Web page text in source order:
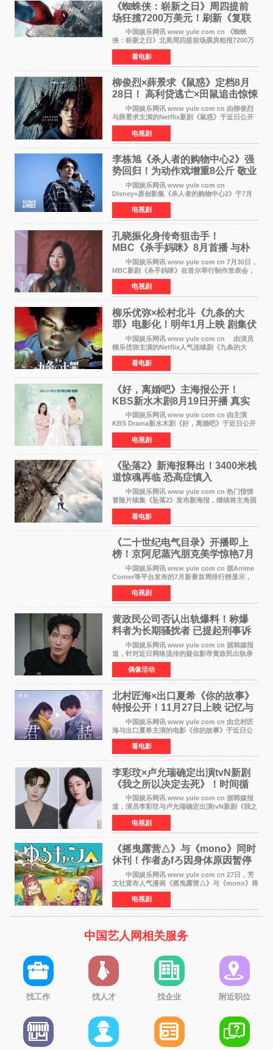
《蜘蛛侠：崭新之日》周四提前
场狂揽7200万美元！刷新《复联
4》保持影史纪录
中国娱乐网讯 www yule com cn 《蜘蛛
侠：崭新之日》北美周四提前场票房粗报7200万
美元，创下影史单片北美提前场票房新纪录——
此前该纪录由《复仇者联盟4：终局之战》的6000
万美元保持，本
看电影
柳俊烈×薛景求《鼠惑》定档8月
28日！ 高利贷逃亡×田鼠追击惊悚
来袭
中国娱乐网讯 www yule com cn 由柳俊烈
与薛景求主演的Netflix新剧《鼠惑》于近日公开
主海报，正式定档8月28日上线。 海报中，柳
俊烈与薛景求背对背站立，各自朝向相反方向，
幽暗的色调与
电视剧
李栋旭《杀人者的购物中心2》强
势回归！为动作戏增重8公斤 敬业
获赞
中国娱乐网讯 www yule com cn
Disney+原创影集《杀人者的购物中心2》于7月
22日正式上线，由男神李栋旭主演的郑进湾以2 0
完全体强势回归。该剧第一季曾被《纽约时报》
评选为全球最佳影集之一
电视剧
孔晓振化身传奇狙击手！
MBC《杀手妈咪》8月首播 与朴
恩斌展开收视对决
中国娱乐网讯 www yule com cn 7月30日，
MBC新剧《杀手妈咪》在首尔举行制作发表会，
主演孔晓振、郑准元、李相二、无真星、崔宇
成、李银泉等人一同出席，为新剧宣传造势。这
是孔晓振继《毛骨
电视剧
柳乐优弥×松村北斗《九条的大
罪》电影化！明年1月上映 剧集伏
笔将全面揭晓
中国娱乐网讯 www yule com cn 由演员
柳乐优弥主演的Netflix人气连续剧《九条的大
罪》正式宣布改编为电影，将于明年1月8日全国
上映。柳乐优弥与SixTONES松村北斗再度联
手，为观众带来这部
看电影
《好，离婚吧》主海报公开！
KBS新水木剧8月19日开播 真实
离婚体验记来袭
中国娱乐网讯 www yule com cn 由主演
KBS Drama新水木剧《好，离婚吧》于近日公开
主海报，正式进入开播倒计时。 海报中，男
女主角背对背站立，各自望向不同方向，中央的
空白与冷漠的表情
电视剧
《坠落2》新海报释出！3400米栈
道惊魂再临 恐高症慎入
中国娱乐网讯 www yule com cn 热门惊悚
冒险片续集《坠落2》发布新海报，继续将主角困
于绝境高处——这一次，是摇摇欲坠的徒步栈
道。该片将于今年9月2日北美上映，恐高症患者
请提前做好心理
看电影
《二十世纪电气目录》开播即上
榜！京阿尼蒸汽朋克美学惊艳7月
新番季
中国娱乐网讯 www yule com cn 据Anime
Corner等平台发布的7月新番首周排行榜显示，
由京都动画制作的《二十世纪电气目录》在多个
榜单中表现亮眼，位列AniLab全球TOP10第十
名。该剧改编自结
电视剧
黄政民公司否认出轨爆料！称爆
料者为长期骚扰者 已提起刑事诉
中国娱乐网讯 www yule com cn 据韩媒报
道，针对近日网络流传的疑似影帝黄政民出轨录
音及短信爆料，黄政民所属经纪公司于今日正式
发表声明，明确否认相关传闻。 公司表示，
爆料者是一名长
偶像活动
北村匠海×出口夏希《你的故事》
特报公开！11月27日上映 记忆与
初恋的奇幻交织
中国娱乐网讯 www yule com cn 由北村匠
海与出口夏希主演的电影《你的故事》于近日公
开特报影像，正式定档11月27日上映。 本片
改编自三秋缒同名小说，编剧由曾执笔《孤独摇
滚！》的吉田惠
看电影
李彩玟×卢允瑞确定出演tvN新剧
《我之所以决定去死》！时间循
环青春爱情来袭
中国娱乐网讯 www yule com cn 据韩媒报
道，演员李彩玟与卢允瑞确定出演tvN新剧《我之
所以决定去死》，分别担任男女主角。该剧预计
将于明年播出，引发观众期待。 本剧改编自
NAVER同名人气
电视剧
《摇曳露营△》与《mono》同时
休刊！作者あfろ因身体原因暂停
双连载
中国娱乐网讯 www yule com cn 27日，芳
文社宣布人气漫画《摇曳露营△》与《mono》将
暂停连载一段时间，原因是漫画家あfろ身体状况
不佳。 编辑部表示：一直承蒙各位对
《mono》的喜爱，
电视剧
中国艺人网相关服务
找工作 找人才 找企业 附近职位